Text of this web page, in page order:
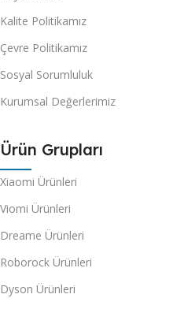
Kalite Politikamız
Çevre Politikamız
Sosyal Sorumluluk
Kurumsal Değerlerimiz
Ürün Grupları
Xiaomi Ürünleri
Viomi Ürünleri
Dreame Ürünleri
Roborock Ürünleri
Dyson Ürünleri